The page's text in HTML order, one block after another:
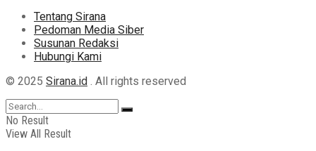
Tentang Sirana
Pedoman Media Siber
Susunan Redaksi
Hubungi Kami
© 2025 Sirana.id . All rights reserved
No Result
View All Result